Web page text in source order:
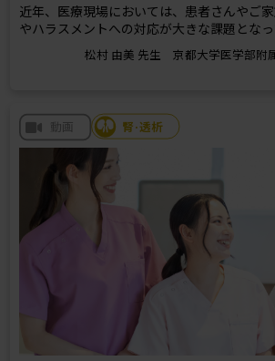
松村 由美 先生 京都大学医学部附
近年、医療現場においては、患者さんやご
やハラスメントへの対応が大きな課題とな
ラスメントへの二次予防（発生時の早期対
体的な事例を通してハラスメントに該当す
るとともに、現場で求められる対応につい
動画 腎·透析